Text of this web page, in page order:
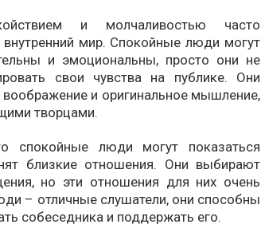
и молчаливостью часто
внутренний мир. Спокойные люди могут
и эмоциональны, просто они не
свои чувства на публике. Они
и оригинальное мышление,
творцами.
спокойные люди могут показаться
близкие отношения. Они выбирают
но эти отношения для них очень
– отличные слушатели, они способны
собеседника и поддержать его.